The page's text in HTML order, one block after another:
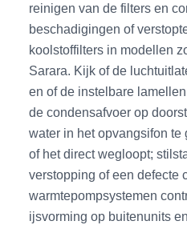
reinigen van de filters en
beschadigingen of
koolstoffilters in modellen
Sarara. Kijk of de
en of de instelbare
de condensafvoer op
water in het opvangsifon te
of het direct wegloopt;
verstopping of een defecte
warmtepompsystemen
ijsvorming op buitenunits